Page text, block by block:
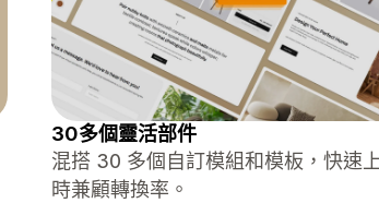
30多個靈活部件
混搭 30 多個自訂模組和模板，快速
時兼顧轉換率。